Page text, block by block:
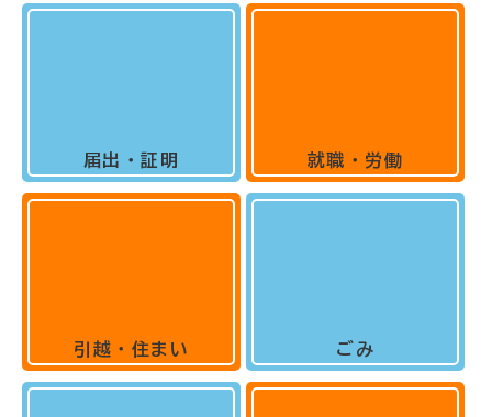
届出・証明
引越・住まい
就職・労働
ごみ